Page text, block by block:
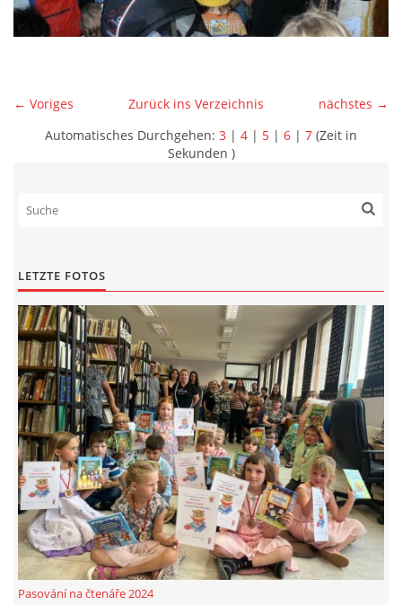
← Voriges nächstes →
Zurück ins Verzeichnis
Automatisches Durchgehen: 3 | 4 | 5 | 6 | 7 (Zeit in
Sekunden )
LETZTE FOTOS
Pasování na čtenáře 2024